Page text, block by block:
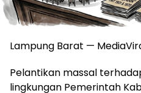
Lampung Barat —
Pelantikan massal
lingkungan Pemerintah